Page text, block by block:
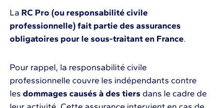
La RC Pro (ou responsabilité civile
professionnelle) fait partie des assurances
obligatoires pour le sous-traitant en France.
Pour rappel, la responsabilité civile
professionnelle couvre les indépendants contre
les dommages causés à des tiers dans le cadre de